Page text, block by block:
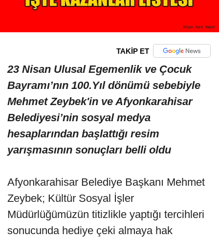
TAKİP ET
23 Nisan Ulusal Egemenlik ve Çocuk
Bayramı’nın 100.Yıl dönümü sebebiyle
Mehmet Zeybek'in ve Afyonkarahisar
Belediyesi’nin sosyal medya
hesaplarından başlattığı resim
yarışmasının sonuçları belli oldu
Afyonkarahisar Belediye Başkanı Mehmet
Zeybek; Kültür Sosyal İşler
Müdürlüğümüzün titizlikle yaptığı tercihleri
sonucunda hediye çeki almaya hak